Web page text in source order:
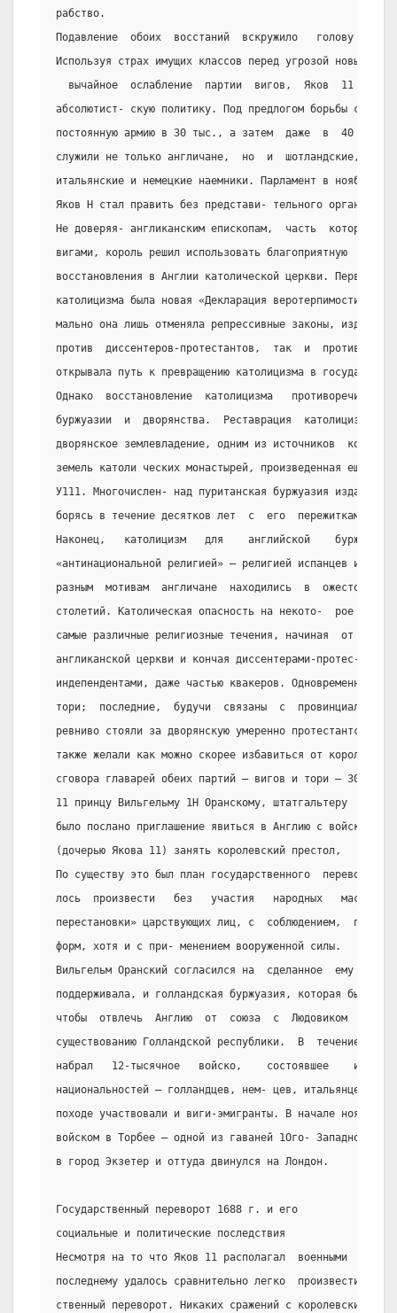
рабство.
Подавление  обоих  восстаний  вскружило   голову
Используя страх имущих классов перед угрозой новых
вычайное  ослабление  партии  вигов,  Яков  11
абсолютист- скую политику. Под предлогом борьбы с
постоянную армию в 30 тыс., а затем  даже  в  40  тыс.
служили не только англичане,  но  и  шотландские,
итальянские и немецкие наемники. Парламент в ноябре
Яков Н стал править без представи- тельного органа.
Не доверяя- англиканским епископам,  часть  которых
вигами, король решил использовать благоприятную
восстановления в Англии католической церкви. Первым
католицизма была новая «Декларация веротерпимости»
мально она лишь отменяла репрессивные законы,
против  диссентеров-протестантов,  так  и  против
открывала путь к превращению католицизма в
Однако  восстановление  католицизма   противоречило
буржуазии  и  дворянства.  Реставрация  католицизма
дворянское землевладение, одним из источников
земель католи ческих монастырей, произведенная еще
У111. Многочислен- над пуританская буржуазия издавна
борясь в течение десятков лет  с  его  пережитками  в
Наконец,   католицизм   для    английской
«антинациональной религией» – религией испанцев и
разным  мотивам  англичане  находились  в
столетий. Католическая опасность на некото-  рое
самые различные религиозные течения, начиная  от
англиканской церкви и кончая диссентерами-протес-
индепендентами, даже частью квакеров. Одновременно
тори;  последние,  будучи  связаны  с  провинциальными
ревниво стояли за дворянскую умеренно протестантскую
также желали как можно скорее избавиться от короля-
сговора главарей обеих партий – вигов и тори – 30
11 принцу Вильгельму 1Н Оранскому, штатгальтеру
было послано приглашение явиться в Англию с войском и
(дочерью Якова 11) занять королевский престол,
По существу это был план государственного
лось  произвести   без   участия   народных
перестановки» царствующих лиц, с  соблюдением,  по
форм, хотя и с при- менением вооруженной силы.
Вильгельм Оранский согласился на  сделанное  ему
поддерживала, и голландская буржуазия, которая была
чтобы  отвлечь  Англию  от  союза  с  Людовиком  ."1У,
существованию Голландской республики.  В  течение
набрал   12-тысячное   войско,    состоявшее    из
национальностей – голландцев, нем- цев, итальянцев,
походе участвовали и виги-эмигранты. В начале ноября
войском в Торбее – одной из гаваней 1Ого- Западной
в город Экзетер и оттуда двинулся на Лондон.
Государственный переворот 1688 г. и его
социальные и политические последствия
Несмотря на то что Яков 11 располагал  военными
последнему удалось сравнительно легко  произвести
ственный переворот. Никаких сражений с королевскими